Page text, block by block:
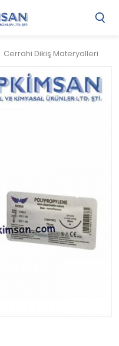
Cerrahi Dikiş Materyalleri